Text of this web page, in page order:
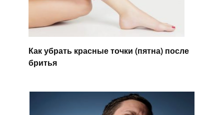
Как убрать красные точки (пятна) после
бритья